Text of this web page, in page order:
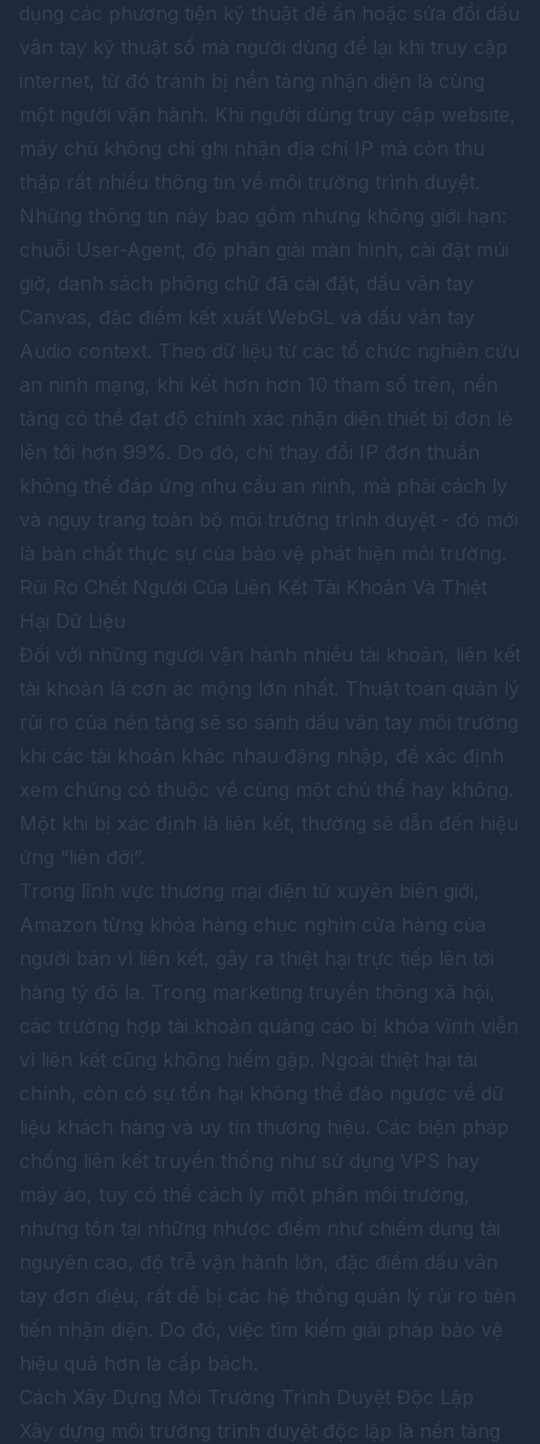
dụng các phương tiện kỹ thuật để ẩn hoặc sửa đổi dấu
vân tay kỹ thuật số mà người dùng để lại khi truy cập
internet, từ đó tránh bị nền tảng nhận diện là cùng
một người vận hành. Khi người dùng truy cập website,
máy chủ không chỉ ghi nhận địa chỉ IP mà còn thu
thập rất nhiều thông tin về môi trường trình duyệt.
Những thông tin này bao gồm nhưng không giới hạn:
chuỗi User-Agent, độ phân giải màn hình, cài đặt múi
giờ, danh sách phông chữ đã cài đặt, dấu vân tay
Canvas, đặc điểm kết xuất WebGL và dấu vân tay
Audio context. Theo dữ liệu từ các tổ chức nghiên cứu
an ninh mạng, khi kết hơn hơn 10 tham số trên, nền
tảng có thể đạt độ chính xác nhận diện thiết bị đơn lẻ
lên tới hơn 99%. Do đó, chỉ thay đổi IP đơn thuần
không thể đáp ứng nhu cầu an ninh, mà phải cách ly
và ngụy trang toàn bộ môi trường trình duyệt - đó mới
là bản chất thực sự của bảo vệ phát hiện môi trường.
Rủi Ro Chết Người Của Liên Kết Tài Khoản Và Thiệt
Hại Dữ Liệu
Đối với những người vận hành nhiều tài khoản, liên kết
tài khoản là cơn ác mộng lớn nhất. Thuật toán quản lý
rủi ro của nền tảng sẽ so sánh dấu vân tay môi trường
khi các tài khoản khác nhau đăng nhập, để xác định
xem chúng có thuộc về cùng một chủ thể hay không.
Một khi bị xác định là liên kết, thường sẽ dẫn đến hiệu
ứng “liên đới”.
Trong lĩnh vực thương mại điện tử xuyên biên giới,
Amazon từng khóa hàng chục nghìn cửa hàng của
người bán vì liên kết, gây ra thiệt hại trực tiếp lên tới
hàng tỷ đô la. Trong marketing truyền thông xã hội,
các trường hợp tài khoản quảng cáo bị khóa vĩnh viễn
vì liên kết cũng không hiếm gặp. Ngoài thiệt hại tài
chính, còn có sự tổn hại không thể đảo ngược về dữ
liệu khách hàng và uy tín thương hiệu. Các biện pháp
chống liên kết truyền thống như sử dụng VPS hay
máy ảo, tuy có thể cách ly một phần môi trường,
nhưng tồn tại những nhược điểm như chiếm dụng tài
nguyên cao, độ trễ vận hành lớn, đặc điểm dấu vân
tay đơn điệu, rất dễ bị các hệ thống quản lý rủi ro tiên
tiến nhận diện. Do đó, việc tìm kiếm giải pháp bảo vệ
hiệu quả hơn là cấp bách.
Cách Xây Dựng Môi Trường Trình Duyệt Độc Lập
Xây dựng môi trường trình duyệt độc lập là nền tảng